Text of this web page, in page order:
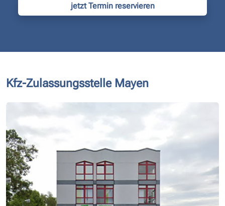
jetzt Termin reservieren
Kfz-Zulassungsstelle Mayen